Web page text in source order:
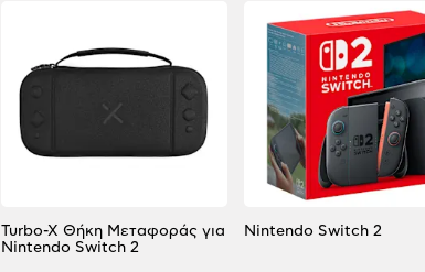
Turbo-X Θήκη Μεταφοράς για
Nintendo Switch 2
Nintendo Switch 2